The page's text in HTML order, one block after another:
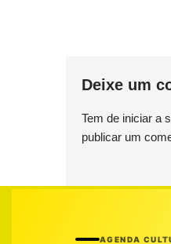
Deixe um
Tem de iniciar a
publicar um
AGENDA